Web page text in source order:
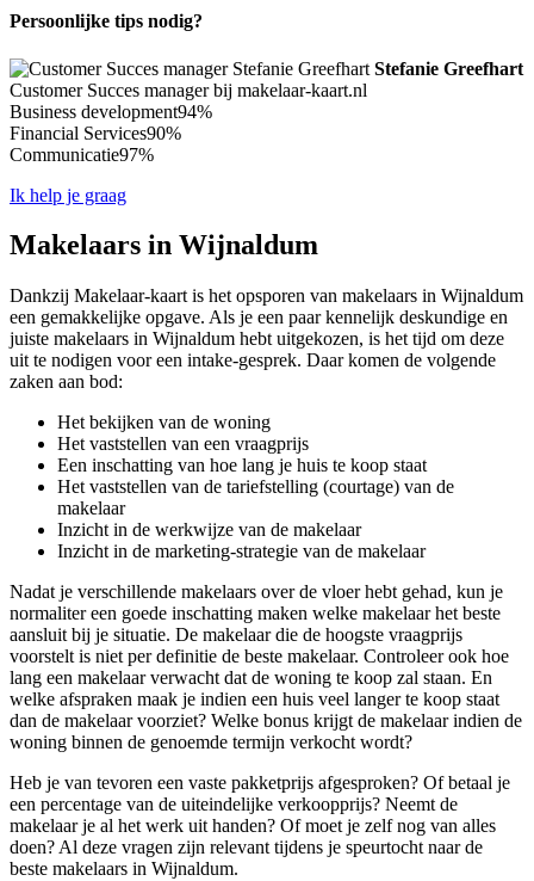
Persoonlijke tips nodig?
Stefanie Greefhart
Customer Succes manager bij makelaar-kaart.nl
Business development94%
Financial Services90%
Communicatie97%
Ik help je graag
Makelaars in Wijnaldum
Dankzij Makelaar-kaart is het opsporen van makelaars in Wijnaldum
een gemakkelijke opgave. Als je een paar kennelijk deskundige en
juiste makelaars in Wijnaldum hebt uitgekozen, is het tijd om deze
uit te nodigen voor een intake-gesprek. Daar komen de volgende
zaken aan bod:
Het bekijken van de woning
Het vaststellen van een vraagprijs
Een inschatting van hoe lang je huis te koop staat
Het vaststellen van de tariefstelling (courtage) van de
makelaar
Inzicht in de werkwijze van de makelaar
Inzicht in de marketing-strategie van de makelaar
Nadat je verschillende makelaars over de vloer hebt gehad, kun je
normaliter een goede inschatting maken welke makelaar het beste
aansluit bij je situatie. De makelaar die de hoogste vraagprijs
voorstelt is niet per definitie de beste makelaar. Controleer ook hoe
lang een makelaar verwacht dat de woning te koop zal staan. En
welke afspraken maak je indien een huis veel langer te koop staat
dan de makelaar voorziet? Welke bonus krijgt de makelaar indien de
woning binnen de genoemde termijn verkocht wordt?
Heb je van tevoren een vaste pakketprijs afgesproken? Of betaal je
een percentage van de uiteindelijke verkoopprijs? Neemt de
makelaar je al het werk uit handen? Of moet je zelf nog van alles
doen? Al deze vragen zijn relevant tijdens je speurtocht naar de
beste makelaars in Wijnaldum.